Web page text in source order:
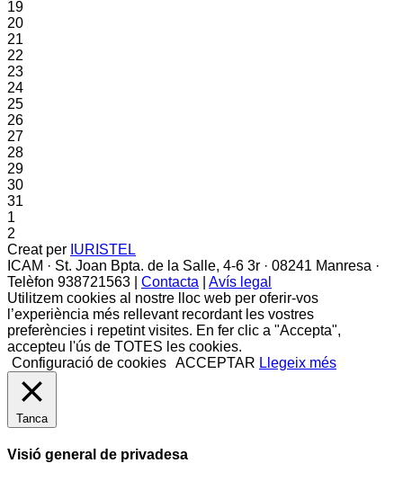
19
20
21
22
23
24
25
26
27
28
29
30
31
1
2
Creat per IURISTEL
ICAM · St. Joan Bpta. de la Salle, 4-6 3r · 08241 Manresa ·
Telèfon 938721563 | Contacta
Avís legal
Utilitzem cookies al nostre lloc web per oferir-vos
l’experiència més rellevant recordant les vostres
preferències i repetint visites. En fer clic a "Accepta",
accepteu l'ús de TOTES les cookies.
Configuració de cookies ACCEPTAR Llegeix més
Tanca
Visió general de privadesa